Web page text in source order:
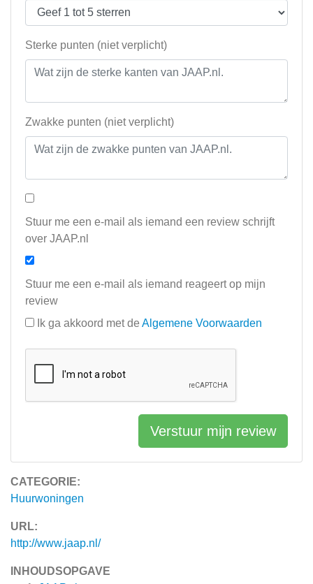
CATEGORIE:
Huurwoningen
URL:
http://www.jaap.nl/
INHOUDSOPGAVE
Sterke punten (niet verplicht)
Zwakke punten (niet verplicht)
Stuur me een e-mail als iemand een review schrijft
over JAAP.nl
Stuur me een e-mail als iemand reageert op mijn
review
Ik ga akkoord met de Algemene Voorwaarden
Verstuur mijn review